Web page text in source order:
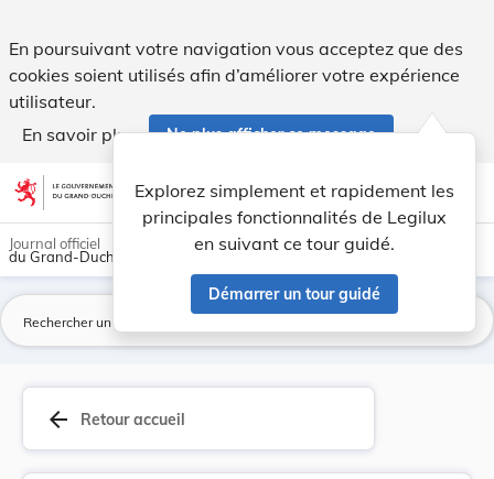
En poursuivant votre navigation vous acceptez que des
cookies soient utilisés afin d’améliorer votre expérience
utilisateur.
En savoir plus
Ne plus afficher ce message
Aller au contenu account_circle help Aide
Explorez simplement et rapidement les
principales fonctionnalités de Legilux
en suivant ce tour guidé.
Démarrer un tour guidé
light_mode dark_mode
Journal officiel
du Grand-Duché de Luxembourg
arrow_back Retour accueil